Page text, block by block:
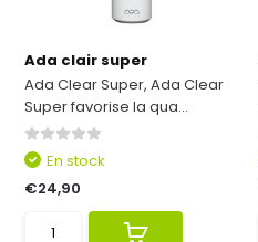
Ada clair super
Ada Clear Super, Ada Clear
Super favorise la qua...
En stock
€24,90